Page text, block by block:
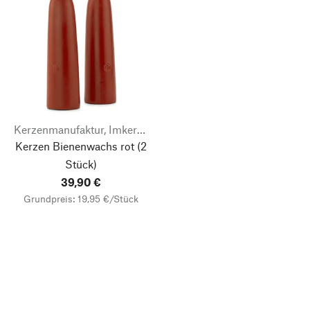
Kerzenmanufaktur, Imkerei & Gänserei Stephan Becker
Kerzen Bienenwachs rot (2
Stück)
39,90 €
Grundpreis: 19,95 €/Stück